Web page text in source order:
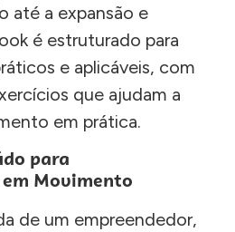
até a expansão e
é estruturado para
e aplicáveis, com
que ajudam a
em prática.
para
Movimento
de um empreendedor,